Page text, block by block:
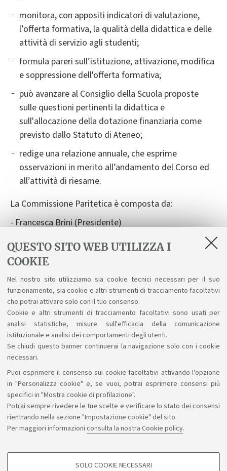
QUESTO SITO WEB UTILIZZA I
COOKIE
Nel nostro sito utilizziamo sia cookie tecnici necessari per il suo
funzionamento, sia cookie e altri strumenti di tracciamento facoltativi
che potrai attivare solo con il tuo consenso.
Cookie e altri strumenti di tracciamento facoltativi sono usati per
analisi statistiche, misure sull'efficacia della comunicazione
istituzionale e analisi dei comportamenti degli utenti.
Se chiudi questo banner continuerai la navigazione solo con i cookie
necessari.
Puoi esprimere il consenso sui cookie facoltativi attivando l'opzione
in "Personalizza cookie" e, se vuoi, potrai esprimere consensi più
specifici in "Mostra cookie di profilazione".
Potrai sempre rivedere le tue scelte e verificare lo stato dei consensi
rientrando nella sezione "Impostazione cookie" del sito.
Per maggiori informazioni consulta la nostra Cookie policy.
SOLO COOKIE NECESSARI
monitora, con appositi indicatori di valutazione,
l’offerta formativa, la qualità della didattica e delle
attività di servizio agli studenti;
formula pareri sull’istituzione, attivazione, modifica
e soppressione dell'offerta formativa;
può avanzare al Consiglio della Scuola proposte
sulle questioni pertinenti la didattica e
sull'allocazione della dotazione finanziaria come
previsto dallo Statuto di Ateneo;
redige una relazione annuale, che esprime
osservazioni in merito all’andamento del Corso ed
all’attività di riesame.
La Commissione Paritetica è composta da:
- Francesca Brini (Presidente)
- Marco Moraschini
- Vittorio Martino
- Pietro Bassi
- Mirco Carnaroli
- Marta Magnaguadagno
Sosteniamo il diritto alla conoscenza
Seguici su: